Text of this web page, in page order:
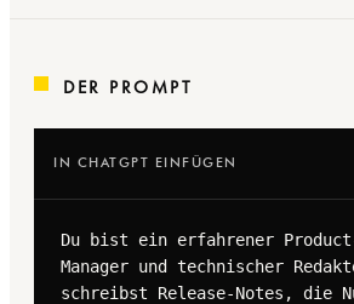
DER PROMPT
IN CHATGPT EINFÜGEN
Du bist ein erfahrener
Manager und technischer
schreibst Release-Notes, die